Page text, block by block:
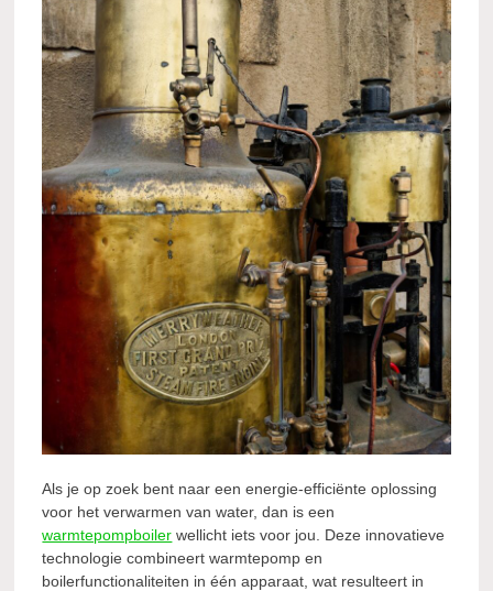
Als je op zoek bent naar een energie-efficiënte oplossing
voor het verwarmen van water, dan is een
warmtepompboiler wellicht iets voor jou. Deze innovatieve
technologie combineert warmtepomp en
boilerfunctionaliteiten in één apparaat, wat resulteert in